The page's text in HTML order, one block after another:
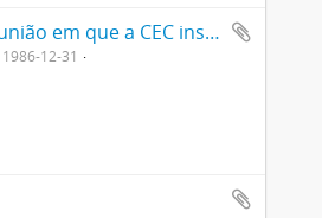
Artigo de Oswaldo Amorim relatando reunião em que a CEC institui a Defensoria do Povo e um texto de Constituição para o Brasil de autoria não identificada.
12-31